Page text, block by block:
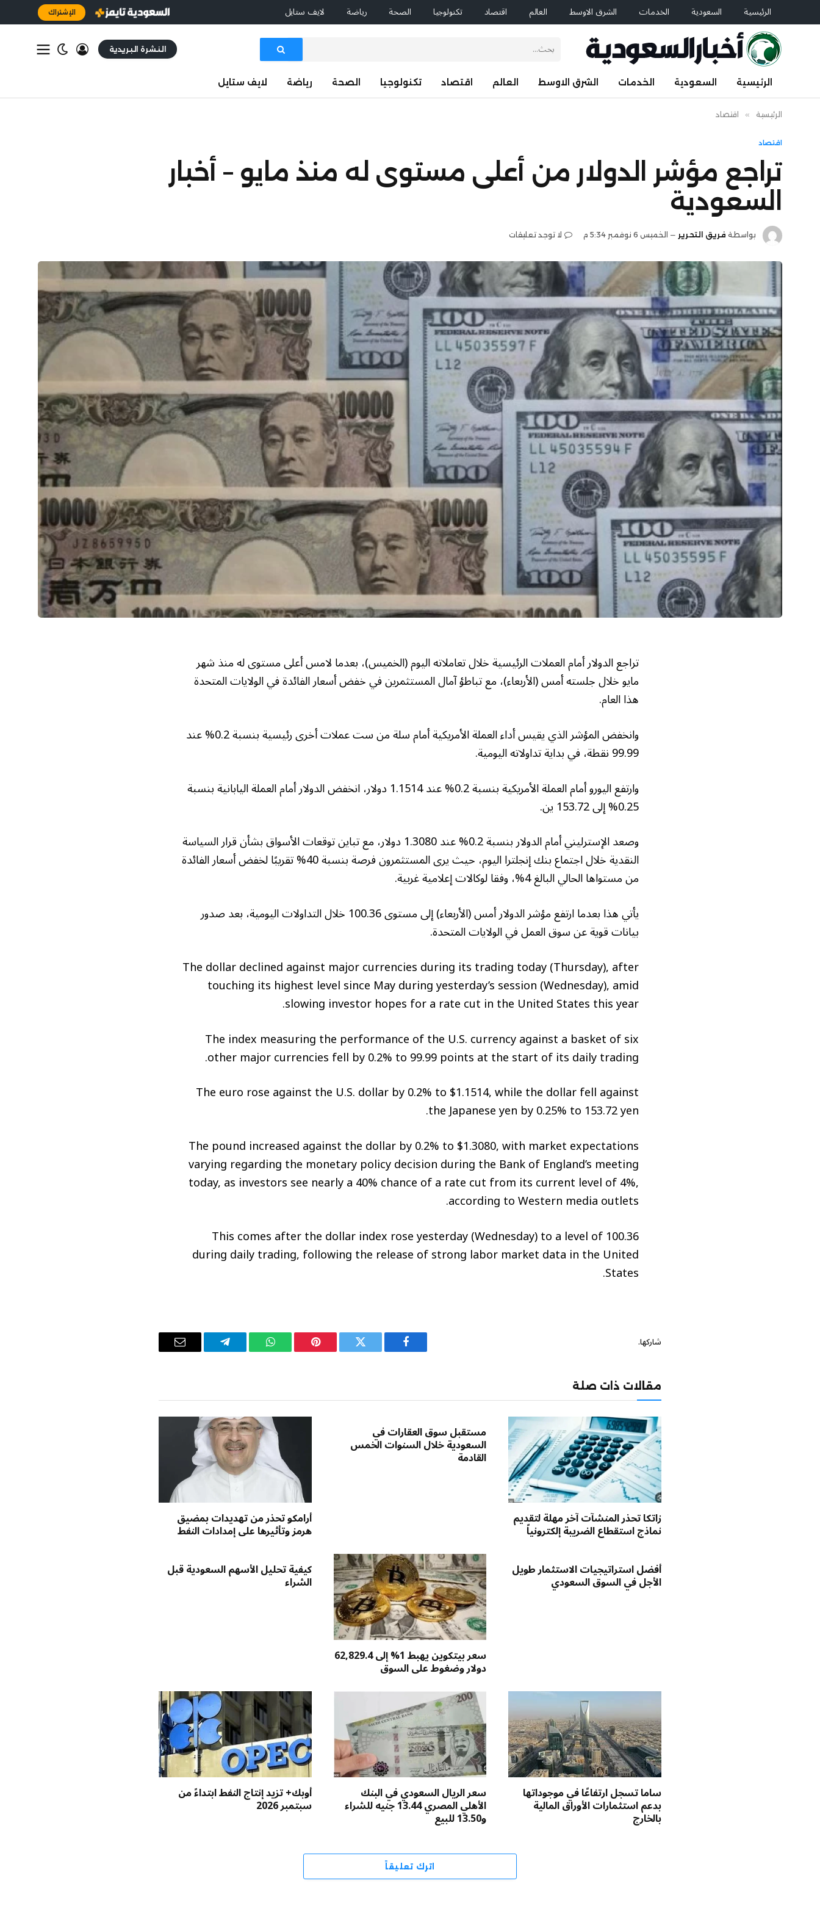
الرئيسية السعودية الخدمات الشرق الاوسط العالم اقتصاد تكنولوجيا الصحة رياضة لايف ستايل الإشتراك
النشرة البريدية
الرئيسية السعودية الخدمات الشرق الاوسط العالم اقتصاد تكنولوجيا الصحة رياضة لايف ستايل
الرئيسية » اقتصاد
اقتصاد
تراجع مؤشر الدولار من أعلى مستوى له منذ مايو – أخبار
السعودية
بواسطة فريق التحرير الخميس 6 نوفمبر 5:34 م لا توجد تعليقات
تراجع الدولار أمام العملات الرئيسية خلال تعاملاته اليوم (الخميس)، بعدما لامس أعلى مستوى له منذ شهر
مايو خلال جلسته أمس (الأربعاء)، مع تباطؤ آمال المستثمرين في خفض أسعار الفائدة في الولايات المتحدة
هذا العام.
وانخفض المؤشر الذي يقيس أداء العملة الأمريكية أمام سلة من ست عملات أخرى رئيسية بنسبة 0.2% عند
99.99 نقطة، في بداية تداولاته اليومية.
وارتفع اليورو أمام العملة الأمريكية بنسبة 0.2% عند 1.1514 دولار، انخفض الدولار أمام العملة اليابانية بنسبة
0.25% إلى 153.72 ين.
وصعد الإسترليني أمام الدولار بنسبة 0.2% عند 1.3080 دولار، مع تباين توقعات الأسواق بشأن قرار السياسة
النقدية خلال اجتماع بنك إنجلترا اليوم، حيث يرى المستثمرون فرصة بنسبة 40% تقريبًا لخفض أسعار الفائدة
من مستواها الحالي البالغ 4%، وفقا لوكالات إعلامية غربية.
يأتي هذا بعدما ارتفع مؤشر الدولار أمس (الأربعاء) إلى مستوى 100.36 خلال التداولات اليومية، بعد صدور
بيانات قوية عن سوق العمل في الولايات المتحدة.
The dollar declined against major currencies during its trading today (Thursday), after
touching its highest level since May during yesterday’s session (Wednesday), amid
slowing investor hopes for a rate cut in the United States this year.
The index measuring the performance of the U.S. currency against a basket of six
other major currencies fell by 0.2% to 99.99 points at the start of its daily trading.
The euro rose against the U.S. dollar by 0.2% to $1.1514, while the dollar fell against
the Japanese yen by 0.25% to 153.72 yen.
The pound increased against the dollar by 0.2% to $1.3080, with market expectations
varying regarding the monetary policy decision during the Bank of England’s meeting
today, as investors see nearly a 40% chance of a rate cut from its current level of 4%,
according to Western media outlets.
This comes after the dollar index rose yesterday (Wednesday) to a level of 100.36
during daily trading, following the release of strong labor market data in the United
States.
شاركها.
فيسبوك تويتر بينتيريستواتساب تيلقرام
البريد
مقالات ذات صلة
زاتكا تحذر المنشآت آخر مهلة لتقديم
نماذج استقطاع الضريبة إلكترونياً
مستقبل سوق العقارات في
السعودية خلال السنوات الخمس
القادمة
أرامكو تحذر من تهديدات بمضيق
هرمز وتأثيرها على إمدادات النفط
أفضل استراتيجيات الاستثمار طويل
الأجل في السوق السعودي
سعر بيتكوين يهبط 1% إلى 62,829.4
دولار وضغوط على السوق
كيفية تحليل الأسهم السعودية قبل
الشراء
ساما تسجل ارتفاعًا في موجوداتها
بدعم استثمارات الأوراق المالية
بالخارج
سعر الريال السعودي في البنك
الأهلي المصري 13.44 جنيه للشراء
و13.50 للبيع
أوبك+ تزيد إنتاج النفط ابتداءً من
سبتمبر 2026
اترك تعليقاً